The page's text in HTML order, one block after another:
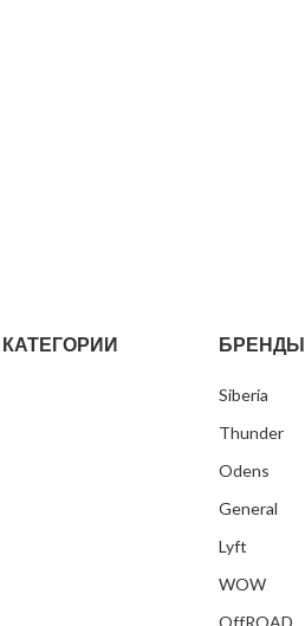
БРЕНДЫ
Siberia
Thunder
Odens
General
Lyft
WOW
OffROAD